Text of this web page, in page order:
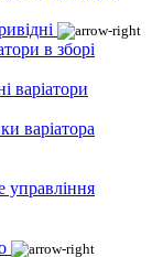
в зборі
варіатори
варіатора
управління